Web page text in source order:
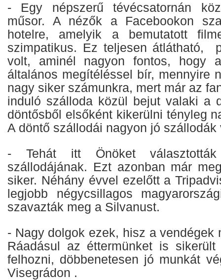
- Egy népszerű tévécsatornán
műsor. A nézők a Facebookon
hotelre, amelyik a bemutatott
szimpatikus. Ez teljesen átlátható,
volt, aminél nagyon fontos, hogy
általános megítéléssel bír, mennyire
nagy siker számunkra, mert már az
induló szálloda közül bejut valaki a
döntősből elsőként kikerülni tényleg
A döntő szállodái nagyon jó szállodák
- Tehát itt Önöket
szállodájának. Ezt azonban már
siker. Néhány évvel ezelőtt a
legjobb négycsillagos
szavazták meg a Silvanust.
- Nagy dolgok ezek, hisz a vendégek
Ráadásul az éttermünket is
felhozni, döbbenetesen jó munkát
Visegrádon .